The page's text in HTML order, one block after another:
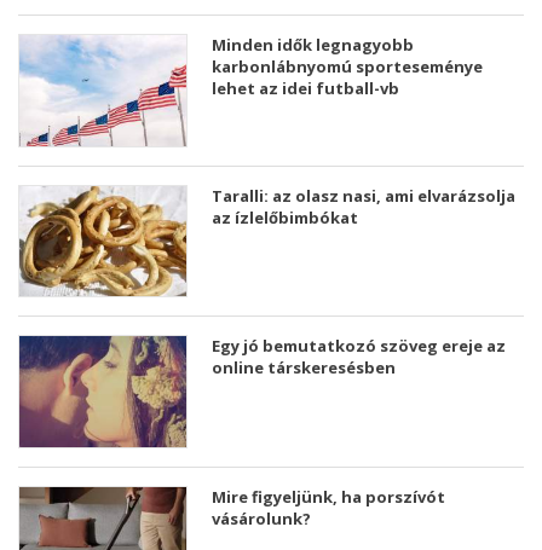
Minden idők legnagyobb
karbonlábnyomú sporteseménye
lehet az idei futball-vb
Taralli: az olasz nasi, ami elvarázsolja
az ízlelőbimbókat
Egy jó bemutatkozó szöveg ereje az
online társkeresésben
Mire figyeljünk, ha porszívót
vásárolunk?